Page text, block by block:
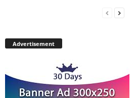
Advertisement